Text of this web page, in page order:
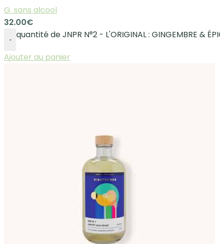
G. sans alcool
32.00€
-
quantité de JNPR N°2 - L'ORIGINAL : GINGEMBRE &
Ajouter au panier